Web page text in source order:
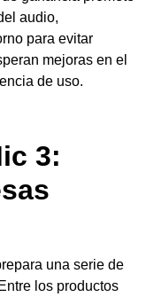
audio,
para evitar
mejoras en el
de uso.
3:
una serie de
los productos